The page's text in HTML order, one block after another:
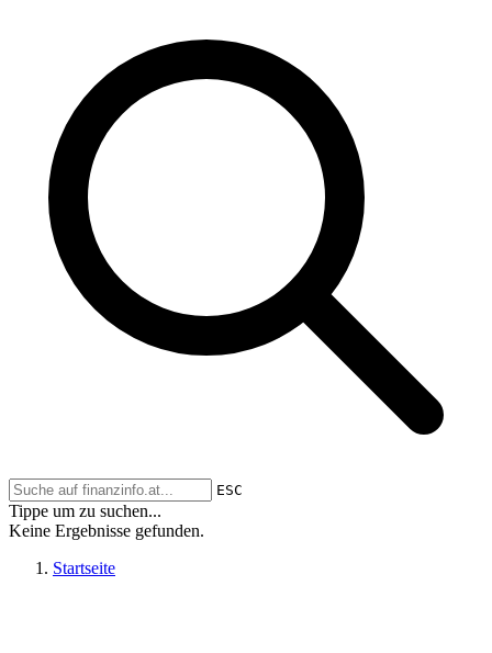
ESC
Tippe um zu suchen...
Keine Ergebnisse gefunden.
Startseite